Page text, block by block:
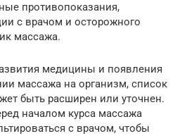
противопоказания,
с врачом и осторожного
массажа.
медицины и появления
массажа на организм, список
быть расширен или уточнен.
началом курса массажа
с врачом, чтобы